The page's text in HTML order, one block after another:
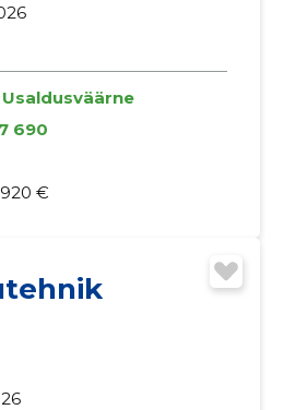
Usaldusväärne
690
€